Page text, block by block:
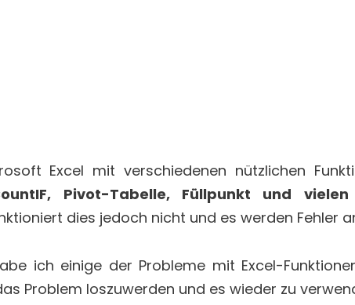
Excel mit verschiedenen nützlichen
Pivot-Tabelle, Füllpunkt und
dies jedoch nicht und es werden Fehler
ich einige der Probleme mit Excel-
Problem loszuwerden und es wieder zu